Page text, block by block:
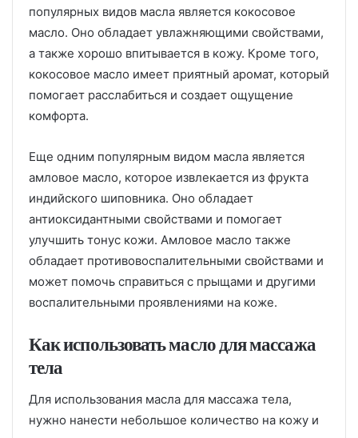
популярных видов масла является кокосовое
масло. Оно обладает увлажняющими свойствами,
а также хорошо впитывается в кожу. Кроме того,
кокосовое масло имеет приятный аромат, который
помогает расслабиться и создает ощущение
комфорта.
Еще одним популярным видом масла является
амловое масло, которое извлекается из фрукта
индийского шиповника. Оно обладает
антиоксидантными свойствами и помогает
улучшить тонус кожи. Амловое масло также
обладает противовоспалительными свойствами и
может помочь справиться с прыщами и другими
воспалительными проявлениями на коже.
Как использовать масло для массажа
тела
Для использования масла для массажа тела,
нужно нанести небольшое количество на кожу и